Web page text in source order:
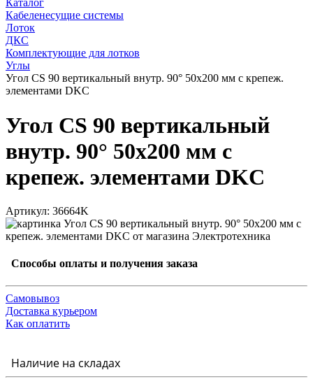
Каталог
Кабеленесущие системы
Лоток
ДКС
Комплектующие для лотков
Углы
Угол CS 90 вертикальный внутр. 90° 50х200 мм с крепеж.
элементами DKC
Угол CS 90 вертикальный
внутр. 90° 50х200 мм с
крепеж. элементами DKC
Артикул: 36664K
Способы оплаты и получения заказа
Самовывоз
Доставка курьером
Как оплатить
Наличие на складах